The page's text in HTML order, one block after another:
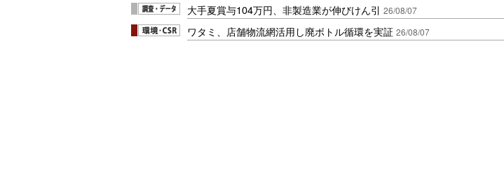
大手夏賞与104万円、非製造業が伸びけん引 26/08/07
ワタミ、店舗物流網活用し廃ボトル循環を実証 26/08/07